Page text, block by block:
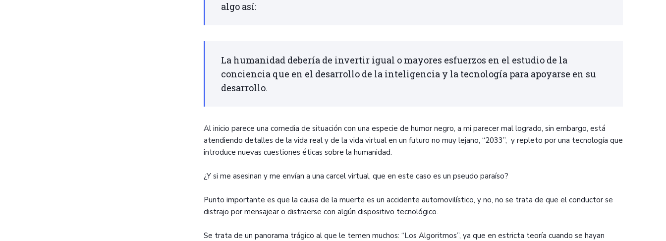
algo así:
La humanidad debería de invertir igual o mayores esfuerzos en el estudio de la
conciencia que en el desarrollo de la inteligencia y la tecnología para apoyarse en su
desarrollo.
Al inicio parece una comedia de situación con una especie de humor negro, a mi parecer mal logrado, sin embargo, está
atendiendo detalles de la vida real y de la vida virtual en un futuro no muy lejano, “2033”, y repleto por una tecnología que
introduce nuevas cuestiones éticas sobre la humanidad.
¿Y si me asesinan y me envían a una carcel virtual, que en este caso es un pseudo paraíso?
Punto importante es que la causa de la muerte es un accidente automovilístico, y no, no se trata de que el conductor se
distrajo por mensajear o distraerse con algún dispositivo tecnológico.
Se trata de un panorama trágico al que le temen muchos: “Los Algoritmos”, ya que en estricta teoría cuando se hayan